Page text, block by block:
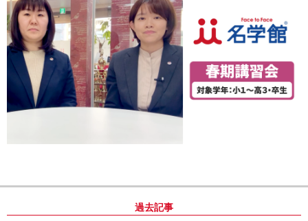
過去記事